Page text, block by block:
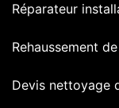
Réparateur
Rehaussement
Devis nettoyage